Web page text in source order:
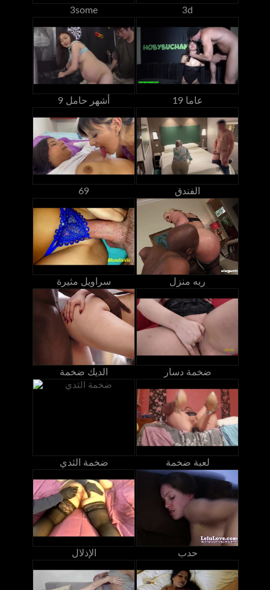
3some 3d
9 أشهر حامل 19 عاما
69 الفندق
سراويل مثيرة ربه منزل
الديك ضخمة ضخمة دسار
ضخمة الثدي لعبة ضخمة
الإذلال حدب